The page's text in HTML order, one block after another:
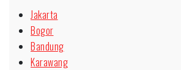
Jakarta
Bogor
Bandung
Karawang